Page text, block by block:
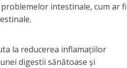
intestinale, cum ar fi
la reducerea inflamațiilor
digestii sănătoase și